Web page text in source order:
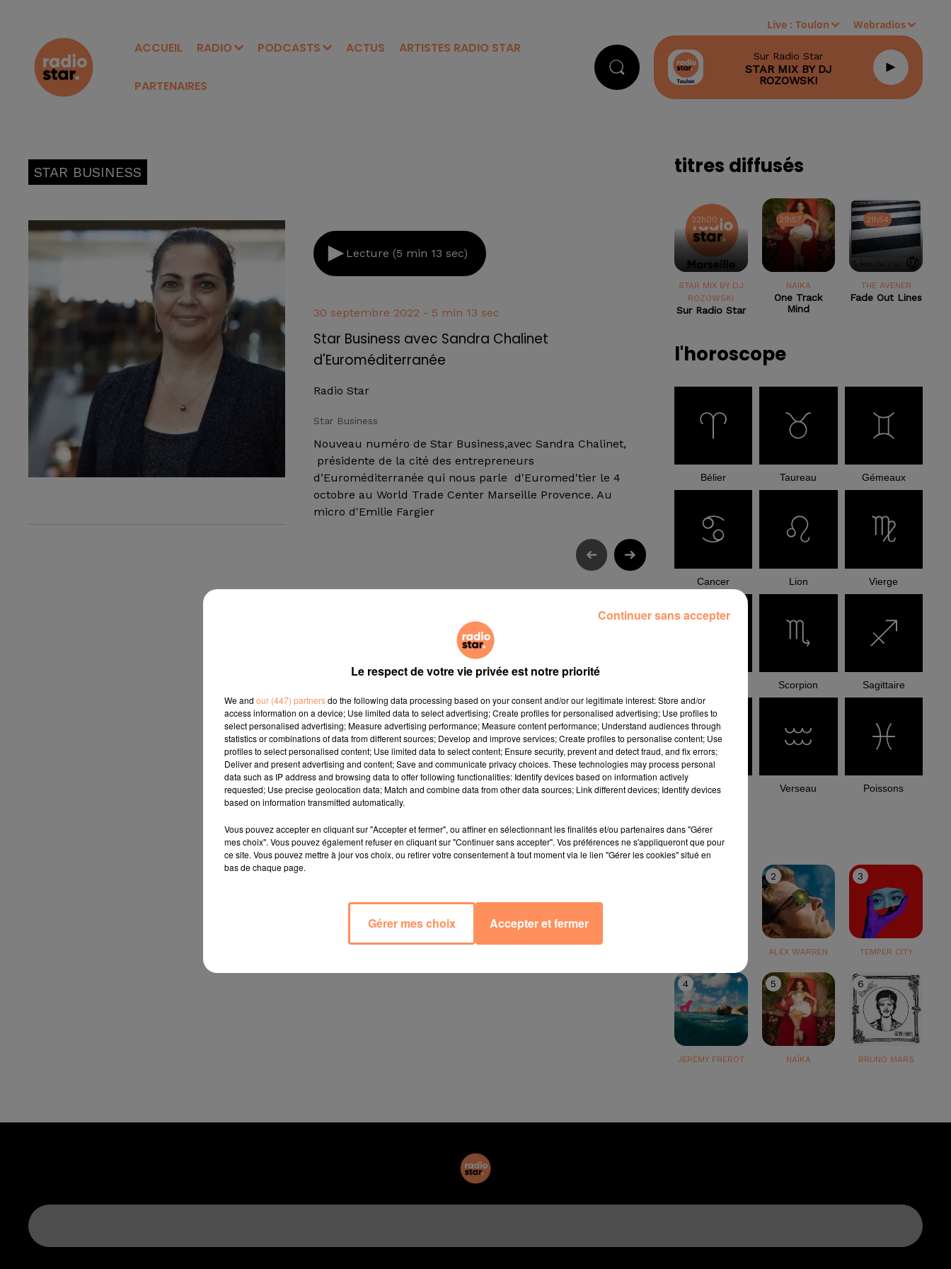
ACCUEIL RADIO PODCASTS ACTUS ARTISTES RADIO STAR
PARTENAIRES
Live :Toulon Webradios
Sur Radio Star
STAR MIX BY DJ
ROZOWSKI
STAR BUSINESS
Lecture (5 min 13 sec)
30 septembre 2022 - 5 min 13 sec
Star Business avec Sandra Chalinet
d'Euroméditerranée
Radio Star
Star Business
Nouveau numéro de Star Business,avec Sandra Chalinet,
présidente de la cité des entrepreneurs
d’Euroméditerranée qui nous parle d'Euromed'tier le 4
octobre au World Trade Center Marseille Provence. Au
micro d'Emilie Fargier
titres diffusés
22h00
22h00
STAR MIX BY DJ
ROZOWSKI
Sur Radio Star
21h57
21h57
NAIKA
One Track
Mind
21h54
21h54
THE AVENER
Fade Out Lines
l'horoscope
Bélier Taureau Gémeaux
Cancer Lion Vierge
Scorpion Sagittaire
Capricorne Verseau Poissons
le top
2
ALEX WARREN
3
TEMPER CITY
4
JÉRÉMY FREROT
5
NAÏKA
6
BRUNO MARS
Le respect de votre vie privée est notre priorité
We and our (447) partnersdo the following data processing based on your consent and/or our legitimate interest: Store and/or
access information on a device; Use limited data to select advertising; Create profiles for personalised advertising; Use profiles to
select personalised advertising; Measure advertising performance; Measure content performance; Understand audiences through
statistics or combinations of data from different sources; Develop and improve services; Create profiles to personalise content; Use
profiles to select personalised content; Use limited data to select content; Ensure security, prevent and detect fraud, and fix errors;
Deliver and present advertising and content; Save and communicate privacy choices. These technologies may process personal
data such as IP address and browsing data to offer following functionalities: Identify devices based on information actively
requested; Use precise geolocation data; Match and combine data from other data sources; Link different devices; Identify devices
based on information transmitted automatically.
Vous pouvez accepter en cliquant sur "Accepter et fermer", ou affiner en sélectionnant les finalités et/ou partenaires dans "Gérer
mes choix". Vous pouvez également refuser en cliquant sur "Continuer sans accepter". Vos préférences ne s'appliqueront que pour
ce site. Vous pouvez mettre à jour vos choix, ou retirer votre consentement à tout moment via le lien "Gérer les cookies" situé en
bas de chaque page.
Gérer mes choix Accepter et fermer
Continuer sans accepter